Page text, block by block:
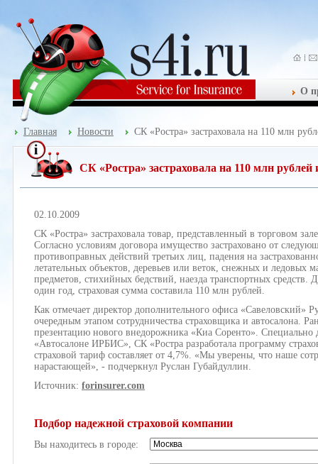
О
Главная Новости CК «Ростра» застраховала на 110 млн
CК «Ростра» застраховала на 110 млн
02.10.2009
СК «Ростра» застраховала товар, представленный в торговом
Согласно условиям договора имущество застраховано от
противоправных действий третьих лиц, падения на
летательных объектов, деревьев или веток, снежных и ледовых
предметов, стихийных бедствий, наезда транспортных средств.
один год, страховая сумма составила 110 млн рублей.
Как отмечает директор дополнительного офиса «Савеловский»
очередным этапом сотрудничества страховщика и автосалона.
презентацию нового внедорожника «Киа Соренто».
«Автосалоне ИРБИС», СК «Ростра разработала программу
страховой тариф составляет от 4,7%. «Мы уверены, что наше
нарастающей», - подчеркнул Руслан Губайдуллин.
Источник: forinsurer.com
Подбор надежной страховой компании
Вы находитесь в городе: